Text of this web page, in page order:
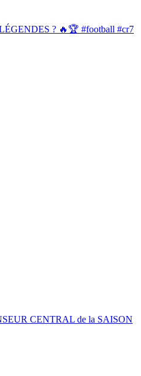
? 🔥🏆 #football #cr7
CENTRAL de la SAISON